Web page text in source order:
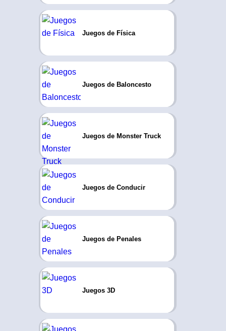
Juegos de Física
Juegos de Baloncesto
Juegos de Monster Truck
Juegos de Conducir
Juegos de Penales
Juegos 3D